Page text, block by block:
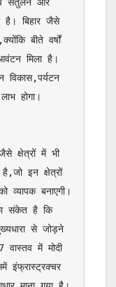
है। बिहार जैसे
बीते वर्षों
मिला है।
होगा।
इन क्षेत्रों
व्यापक बनाएगी।
संकेत है कि
से जोड़ने
में मोदी
इंफ्रास्ट्रक्चर